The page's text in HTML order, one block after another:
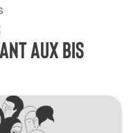
aux BIS